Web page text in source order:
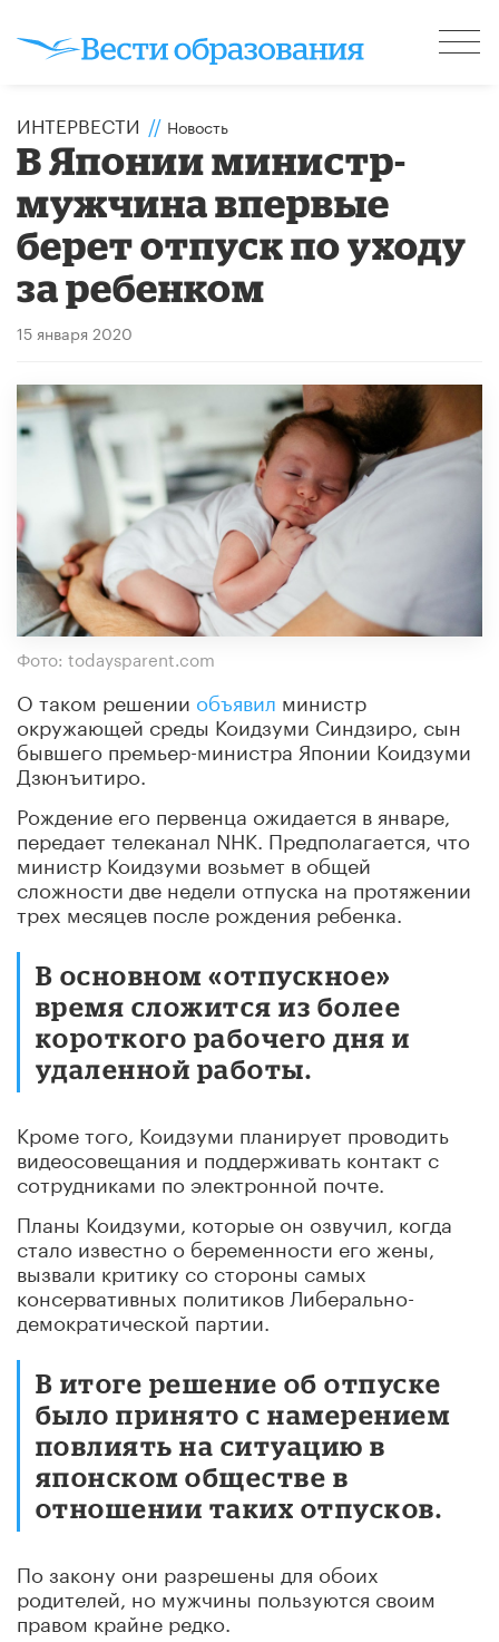
ИНТЕРВЕСТИ // Новость
В Японии министр-
мужчина впервые
берет отпуск по уходу
за ребенком
15 января 2020
Фото: todaysparent.com
О таком решении объявил министр
окружающей среды Коидзуми Синдзиро, сын
бывшего премьер-министра Японии Коидзуми
Дзюнъитиро.
Рождение его первенца ожидается в январе,
передает телеканал NHK. Предполагается, что
министр Коидзуми возьмет в общей
сложности две недели отпуска на протяжении
трех месяцев после рождения ребенка.
В основном «отпускное»
время сложится из более
короткого рабочего дня и
удаленной работы.
Кроме того, Коидзуми планирует проводить
видеосовещания и поддерживать контакт с
сотрудниками по электронной почте.
Планы Коидзуми, которые он озвучил, когда
стало известно о беременности его жены,
вызвали критику со стороны самых
консервативных политиков Либерально-
демократической партии.
В итоге решение об отпуске
было принято с намерением
повлиять на ситуацию в
японском обществе в
отношении таких отпусков.
По закону они разрешены для обоих
родителей, но мужчины пользуются своим
правом крайне редко.